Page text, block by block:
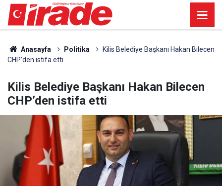
Anasayfa Politika
Kilis Belediye Başkanı Hakan Bilecen
CHP’den istifa etti
Kilis Belediye Başkanı Hakan Bilecen
CHP’den istifa etti